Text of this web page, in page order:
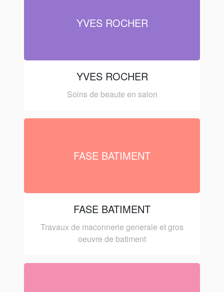
YVES ROCHER
YVES ROCHER
Soins de beaute en salon
FASE BATIMENT
FASE BATIMENT
Travaux de maconnerie generale et gros
oeuvre de batiment